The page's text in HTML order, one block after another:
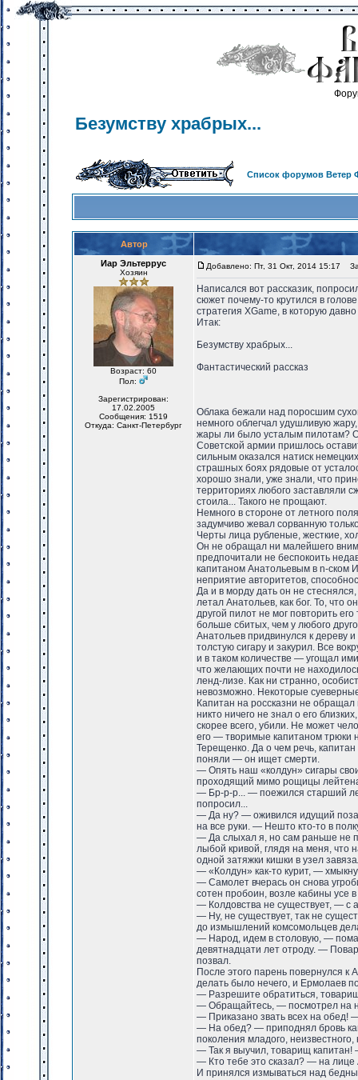
Безумству храбрых...
Список форумов Ветер
Автор
Иар Эльтеррус
Хозяин
Возраст: 60
Пол:
Зарегистрирован:
17.02.2005
Сообщения: 1519
Откуда: Санкт-Петербург
Добавлено: Пт, 31 Окт, 2014 15:17
Написался вот рассказик,
сюжет почему-то крутился в
стратегия XGame, в которую
Итак:
Безумству храбрых...
Фантастический рассказ
Облака бежали над поросшим
немного облегчал удушливую
жары ли было усталым пилотам?
Советской армии пришлось
сильным оказался натиск
страшных боях рядовые от
хорошо знали, уже знали, что
территориях любого заставляли
стоила... Такого не прощают.
Немного в стороне от летного
задумчиво жевал сорванную
Черты лица рубленые, жесткие,
Он не обращал ни малейшего
предпочитали не беспокоить
капитаном Анатольевым в n-ском
неприятие авторитетов,
Да и в морду дать он не
летал Анатольев, как бог. То, что
другой пилот не мог повторить
больше сбитых, чем у любого
Анатольев придвинулся к дереву
толстую сигару и закурил. Все
и в таком количестве — угощал
что желающих почти не
ленд-лизе. Как ни странно,
невозможно. Некоторые
Капитан на россказни не
никто ничего не знал о его
скорее всего, убили. Не может
его — творимые капитаном трюки
Терещенко. Да о чем речь,
поняли — он ищет смерти.
— Опять наш «колдун» сигары
проходящий мимо рощицы
— Бр-р-р... — поежился старший
попросил...
— Да ну? — оживился идущий
на все руки. — Нешто кто-то в
— Да слыхал я, но сам раньше не
лыбой кривой, глядя на меня, что
одной затяжки кишки в узел
— «Колдун» как-то курит, —
— Самолет вчерась он снова
сотен пробоин, возле кабины усе
— Колдовства не существует, — с
— Ну, не существует, так не
до измышлений комсомольцев
— Народ, идем в столовую, —
девятнадцати лет отроду. —
позвал.
После этого парень повернулся к
делать было нечего, и Ермолаев
— Разрешите обратиться,
— Обращайтесь, — посмотрел на
— Приказано звать всех на обед!
— На обед? — приподнял бровь
поколения младого, неизвестного,
— Так я выучил, товарищ
— Кто тебе это сказал? — на
И принялся измываться над